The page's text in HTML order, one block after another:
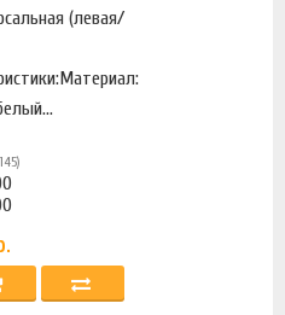
(левая/